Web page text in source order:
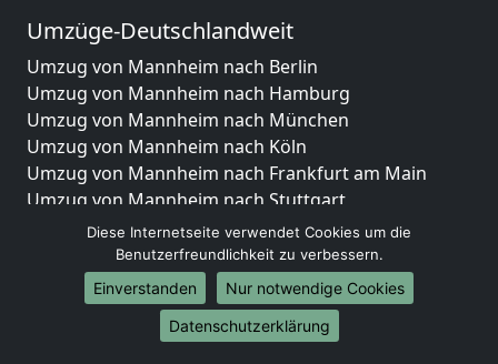
Umzüge-Deutschlandweit
Umzug von Mannheim nach Berlin
Umzug von Mannheim nach Hamburg
Umzug von Mannheim nach München
Umzug von Mannheim nach Köln
Umzug von Mannheim nach Frankfurt am Main
Umzug von Mannheim nach Stuttgart
Umzug von Mannheim nach Düsseldorf
Umzug von Mannheim nach Leipzig
Umzug von Mannheim nach Dortmund
Umzug von Mannheim nach Essen
Umzug von Mannheim nach Bremen
Diese Internetseite verwendet Cookies um die
Benutzerfreundlichkeit zu verbessern.
Einverstanden
Nur notwendige Cookies
Datenschutzerklärung